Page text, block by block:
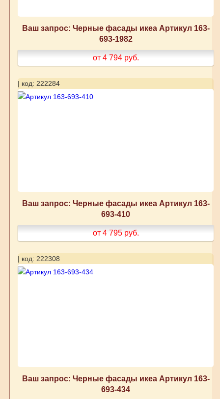
Ваш запрос: Черные фасады икеа Артикул 163-
693-1982
от 4 794 руб.
| код: 222284
Ваш запрос: Черные фасады икеа Артикул 163-
693-410
от 4 795 руб.
| код: 222308
Ваш запрос: Черные фасады икеа Артикул 163-
693-434